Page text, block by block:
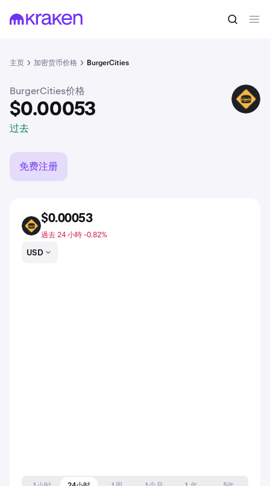
主页 加密货币价格 BurgerCities
$0.00053 买入BURGER
BurgerCities价格
$0.00053
过去
BURGER
免费注册
BURGER
$0.00053
過去 24 小時 -0.82%
USD